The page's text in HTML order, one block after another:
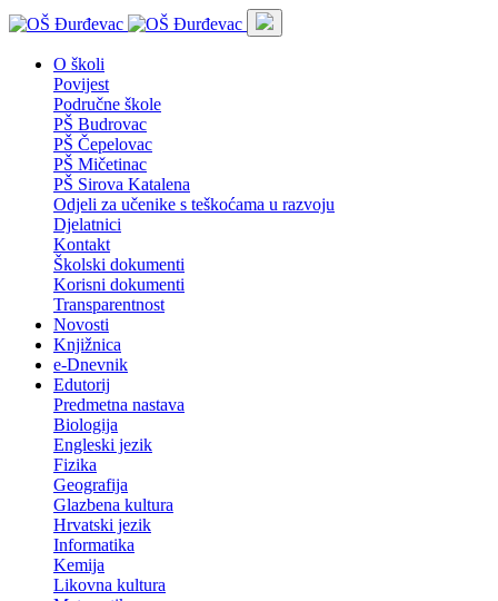
O školi
Povijest
Područne škole
PŠ Budrovac
PŠ Čepelovac
PŠ Mičetinac
PŠ Sirova Katalena
Odjeli za učenike s teškoćama u razvoju
Djelatnici
Kontakt
Školski dokumenti
Korisni dokumenti
Transparentnost
Novosti
Knjižnica
e-Dnevnik
Edutorij
Predmetna nastava
Biologija
Engleski jezik
Fizika
Geografija
Glazbena kultura
Hrvatski jezik
Informatika
Kemija
Likovna kultura